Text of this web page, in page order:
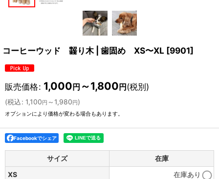
コーヒーウッド 齧り木 | 歯固め XS〜XL [9901]
販売価格: 1,000 円 ～1,800 円 (税別)
(税込: 1,100円 ～1,980円)
オプションにより価格が変わる場合もあります。
Facebookでシェア
サイズ
在庫
XS
在庫あり